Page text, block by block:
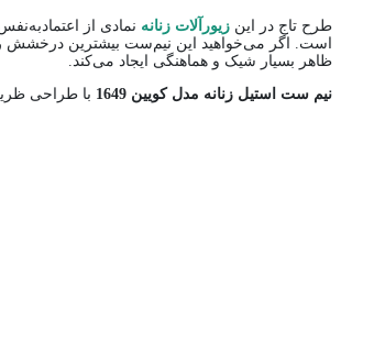
طرح تاج در اینزیورآلات زنانه نمادی از
است. اگر می‌خواهید این نیم‌ست بیشترین درخشش را
ظاهر بسیار شیک و هماهنگی ایجاد می‌کند.
نیم ست استیل زنانه مدل کویین 1649
با طراحی